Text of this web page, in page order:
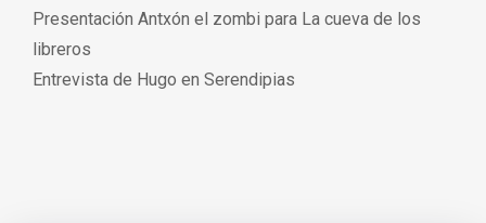
Presentación Antxón el zombi para La cueva de los
libreros
Entrevista de Hugo en Serendipias